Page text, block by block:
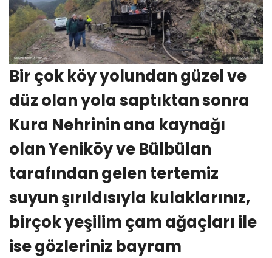
Bir çok köy yolundan güzel ve
düz olan yola saptıktan sonra
Kura Nehrinin ana kaynağı
olan Yeniköy ve Bülbülan
tarafından gelen tertemiz
suyun şırıldısıyla kulaklarınız,
birçok yeşilim çam ağaçları ile
ise gözleriniz bayram